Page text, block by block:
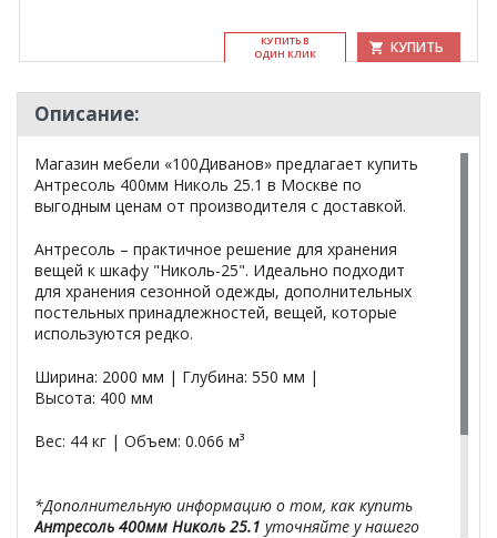
КУ­ПИТЬ В
ОДИН КЛИК
КУПИТЬ
Описание:
Магазин мебели «100Диванов» предлагает купить
Антресоль 400мм Николь 25.1 в Москве по
выгодным ценам от производителя с доставкой.
Антресоль – практичное решение для хранения
вещей к шкафу "Николь-25". Идеально подходит
для хранения сезонной одежды, дополнительных
постельных принадлежностей, вещей, которые
используются редко.
Ширина: 2000 мм | Глубина: 550 мм |
Высота: 400 мм
Вес: 44 кг | Объем: 0.066 м³
*Дополнительную информацию о том, как купить
Антресоль 400мм Николь 25.1 уточняйте у нашего